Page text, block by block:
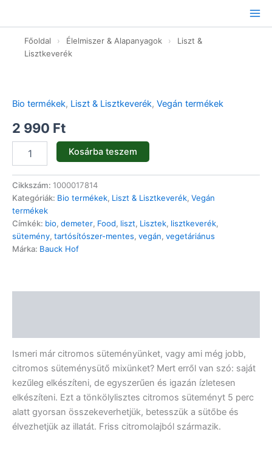
tartalomhoz
Főoldal › Élelmiszer & Alapanyagok ›
Liszt &
Lisztkeverék
Bio termékek, Liszt & Lisztkeverék, Vegán termékek
2 990 Ft
-
bio
-
485g
mennyiség
Kosárba teszem
Cikkszám: 1000017814
Kategóriák: Bio termékek, Liszt & Lisztkeverék, Vegán
termékek
Címkék: bio, demeter, Food, liszt, Lisztek, lisztkeverék,
sütemény, tartósítószer-mentes, vegán, vegetáriánus
Márka: Bauck Hof
Ismeri már citromos süteményünket, vagy ami még jobb,
citromos süteménysütő mixünket? Mert erről van szó: saját
kezűleg elkészíteni, de egyszerűen és igazán ízletesen
elkészíteni. Ezt a tönkölylisztes citromos süteményt 5 perc
alatt gyorsan összekeverhetjük, betesszük a sütőbe és
élvezhetjük az illatát. Friss citromolajból származik.